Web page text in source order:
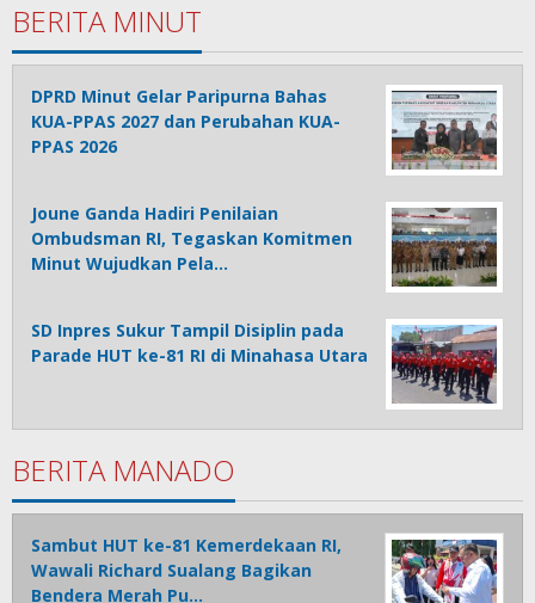
BERITA MINUT
DPRD Minut Gelar Paripurna Bahas
KUA-PPAS 2027 dan Perubahan KUA-
PPAS 2026
Joune Ganda Hadiri Penilaian
Ombudsman RI, Tegaskan Komitmen
Minut Wujudkan Pela…
SD Inpres Sukur Tampil Disiplin pada
Parade HUT ke-81 RI di Minahasa Utara
BERITA MANADO
Sambut HUT ke-81 Kemerdekaan RI,
Wawali Richard Sualang Bagikan
Bendera Merah Pu…